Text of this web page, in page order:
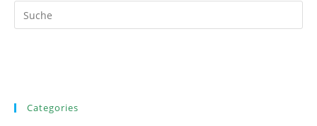
Categories